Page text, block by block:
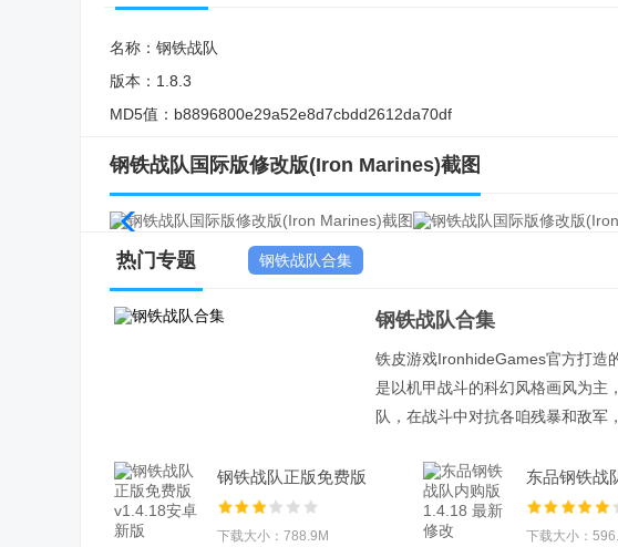
名称： 钢铁战队
版本： 1.8.3
MD5值： b8896800e29a52e8d7cbdd2612da70df
钢铁战队国际版修改版(Iron Marines)截图
热门专题 钢铁战队合集
钢铁战队合集
铁皮游戏IronhideGames官方打造
是以机甲战斗的科幻风格画风为主
队，在战斗中对抗各咱残暴和敌军
钢铁战队正版免费版
v1.4.18安卓新版
下载大小：788.9M
东品钢铁战
1.4.18 最新
下载大小：